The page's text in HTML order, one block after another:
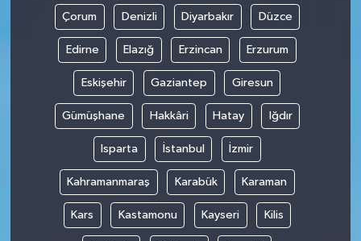
Çorum Denizli Diyarbakır Düzce
Edirne Elazığ Erzincan Erzurum
Eskişehir Gaziantep Giresun
Gümüşhane Hakkâri Hatay Iğdır
Isparta İstanbul İzmir
Kahramanmaraş Karabük Karaman
Kars Kastamonu Kayseri Kilis